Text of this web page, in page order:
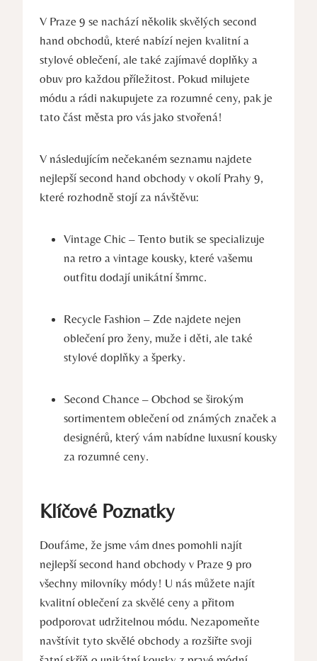
V Praze 9 se nachází několik skvělých second
hand obchodů, které nabízí nejen kvalitní a
stylové oblečení, ale také zajímavé doplňky a
obuv pro každou příležitost. Pokud milujete
módu a rádi nakupujete za rozumné ceny, pak je
tato část města pro vás jako stvořená!
V následujícím nečekaném seznamu najdete
nejlepší second hand obchody v okolí Prahy 9,
které rozhodně stojí za návštěvu:
Vintage Chic – Tento butik se specializuje
na retro a vintage kousky, které vašemu
outfitu dodají unikátní šmrnc.
Recycle Fashion – Zde najdete nejen
oblečení pro ženy, muže i děti, ale také
stylové doplňky a šperky.
Second Chance – Obchod se širokým
sortimentem oblečení od známých značek a
designérů, který vám nabídne luxusní kousky
za rozumné ceny.
Klíčové Poznatky
Doufáme, že jsme vám dnes pomohli najít
nejlepší second hand obchody v Praze 9 pro
všechny milovníky módy! U nás můžete najít
kvalitní oblečení za skvělé ceny a přitom
podporovat udržitelnou módu. Nezapomeňte
navštívit tyto skvělé obchody a rozšiřte svoji